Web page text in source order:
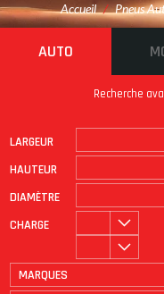
Accueil / Pneus
AUTO
Recherche
LARGEUR
HAUTEUR
DIAMÈTRE
CHARGE
MARQUES